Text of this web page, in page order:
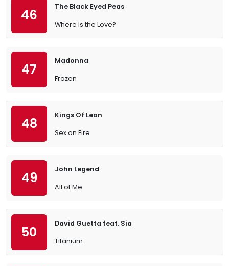
46
The Black Eyed Peas
Where Is the Love?
47
Madonna
Frozen
48
Kings Of Leon
Sex on Fire
49
John Legend
All of Me
50
David Guetta feat. Sia
Titanium